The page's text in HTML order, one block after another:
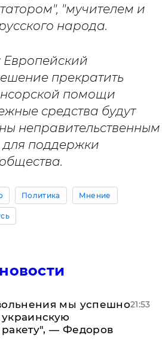
"мучителем и
народа.
Европейский
прекратить
помощи
средства будут
неправительственным
поддержки
Политика Мнение
мы успешно
ракету", — Федоров
21:53